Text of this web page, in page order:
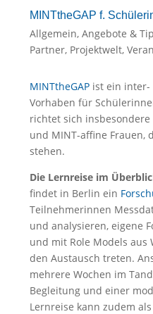
MINTtheGAP f.
Allgemein, Angebote &
Partner, Projektwelt,
MINTtheGAP ist ein
Vorhaben für
richtet sich
und MINT-affine Frauen,
stehen.
Die Lernreise im
findet in Berlin ein
Teilnehmerinnen
und analysieren, eigene
und mit Role Models aus
den Austausch treten.
mehrere Wochen im
Begleitung und einer
Lernreise kann zudem